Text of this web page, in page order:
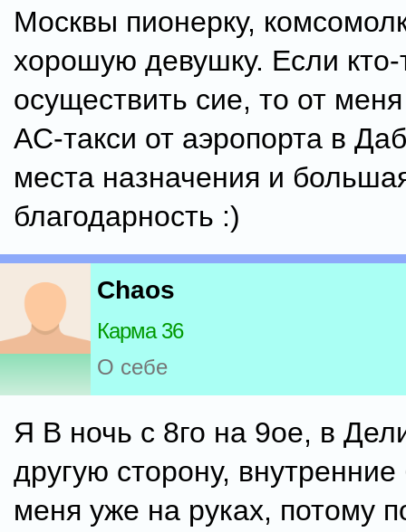
Москвы пионерку,
хорошую девушку. Если
осуществить сие, то от
AC-такси от аэропорта в
места назначения и
благодарность :)
Chaos
Карма 36
О себе
Я В ночь с 8го на 9ое, в
другую сторону,
меня уже на руках, потому